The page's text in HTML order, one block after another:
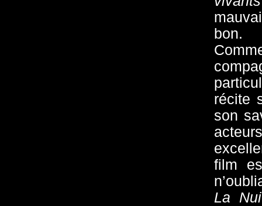
bon.
récite
son
film
La